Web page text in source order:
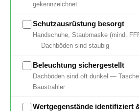
gekennzeichnet
Schutzausrüstung besorgt
Handschuhe, Staubmaske (mind.
— Dachböden sind staubig
Beleuchtung sichergestellt
Dachböden sind oft dunkel —
Baustrahler
Wertgegenstände identifiziert